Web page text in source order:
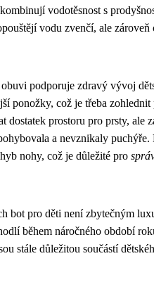
vodotěsnost s
vodu zvenčí, ale
podporuje zdravý vývoj
ponožky, což je třeba
dostatek prostoru pro prsty, ale
a nevznikaly
nohy, což je důležité pro
bot pro děti není zbytečným
během náročného období
stále důležitou součástí